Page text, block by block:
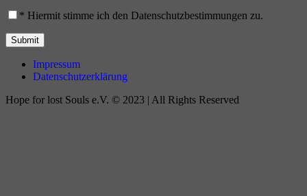
* Hiermit stimme ich den Datenschutzbestimmungen zu.
Impressum
Datenschutzerklärung
Hope for lost Souls e.V. © 2023 | All Rights Reserved